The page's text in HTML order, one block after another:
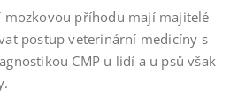
mozkovou příhodu mají majitelé
postup veterinární medicíny s
CMP u lidí a u psů však